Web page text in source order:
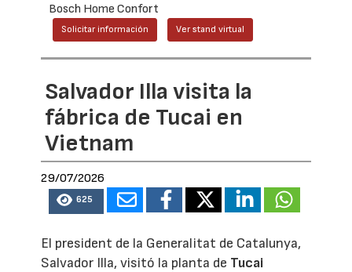
Bosch Home Confort
Solicitar información Ver stand virtual
Salvador Illa visita la
fábrica de Tucai en
Vietnam
29/07/2026
625
El president de la Generalitat de Catalunya,
Salvador Illa, visitó la planta de Tucai